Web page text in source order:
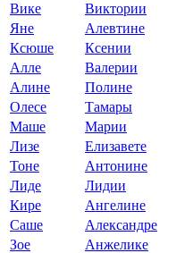
Вике
Виктории
Яне
Алевтине
Ксюше
Ксении
Алле
Валерии
Алине
Полине
Олесе
Тамары
Маше
Марии
Лизе
Елизавете
Тоне
Антонине
Лиде
Лидии
Кире
Ангелине
Саше
Александре
Зое
Анжелике